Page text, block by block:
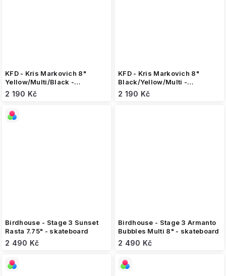
KFD - Kris Markovich 8"
Yellow/Multi/Black -
skateboard
2 190 Kč
KFD - Kris Markovich 8"
Black/Yellow/Multi -
skateboard
2 190 Kč
Birdhouse - Stage 3 Sunset
Rasta 7.75" - skateboard
2 490 Kč
Birdhouse - Stage 3 Armanto
Bubbles Multi 8" - skateboard
2 490 Kč